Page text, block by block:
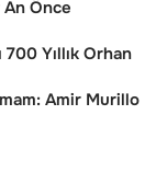
An Önce
700 Yıllık Orhan
Amir Murillo